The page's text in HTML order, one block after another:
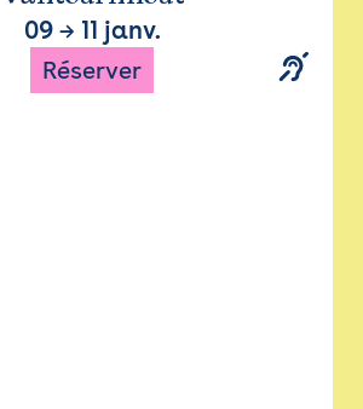
09→ 11 janv.
Réserver